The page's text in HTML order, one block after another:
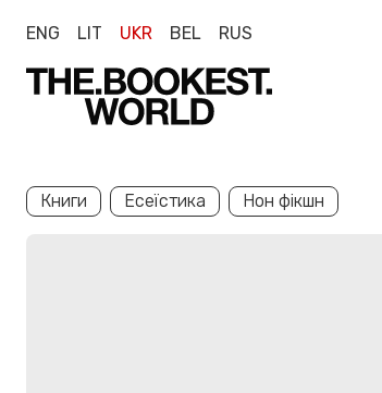
ENG LIT UKR BEL RUS
Книги Есеїстика Нон фікшн